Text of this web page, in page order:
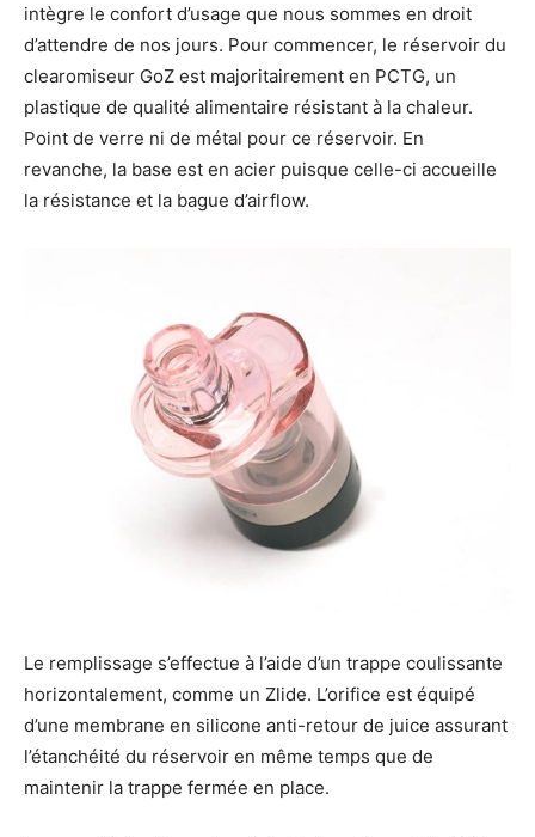
intègre le confort d’usage que nous sommes en droit
d’attendre de nos jours. Pour commencer, le réservoir du
clearomiseur GoZ est majoritairement en PCTG, un
plastique de qualité alimentaire résistant à la chaleur.
Point de verre ni de métal pour ce réservoir. En
revanche, la base est en acier puisque celle-ci accueille
la résistance et la bague d’airflow.
Le remplissage s’effectue à l’aide d’un trappe coulissante
horizontalement, comme un Zlide. L’orifice est équipé
d’une membrane en silicone anti-retour de juice assurant
l’étanchéité du réservoir en même temps que de
maintenir la trappe fermée en place.